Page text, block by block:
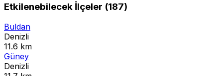
Etkilenebilecek İlçeler (187)
Buldan
Denizli
11.6 km
Güney
Denizli